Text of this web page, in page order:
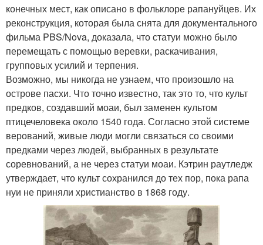
конечных мест, как описано в фольклоре рапануйцев. Их
реконструкция, которая была снята для документального
фильма PBS/Nova, доказала, что статуи можно было
перемещать с помощью веревки, раскачивания,
групповых усилий и терпения.
Возможно, мы никогда не узнаем, что произошло на
острове пасхи. Что точно известно, так это то, что культ
предков, создавший моаи, был заменен культом
птицечеловека около 1540 года. Согласно этой системе
верований, живые люди могли связаться со своими
предками через людей, выбранных в результате
соревнований, а не через статуи моаи. Кэтрин раутледж
утверждает, что культ сохранился до тех пор, пока рапа
нуи не приняли христианство в 1868 году.